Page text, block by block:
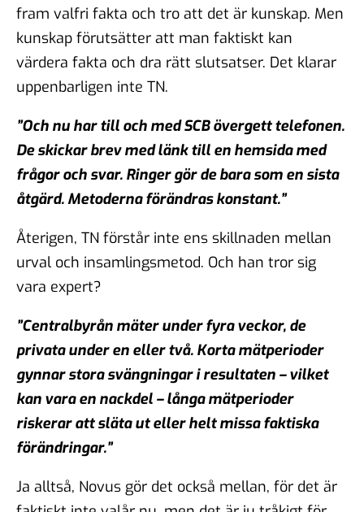
fram valfri fakta och tro att det är kunskap. Men
kunskap förutsätter att man faktiskt kan
värdera fakta och dra rätt slutsatser. Det klarar
uppenbarligen inte TN.
”Och nu har till och med SCB övergett telefonen.
De skickar brev med länk till en hemsida med
frågor och svar. Ringer gör de bara som en sista
åtgärd.Metoderna förändras konstant.”
Återigen, TN förstår inte ens skillnaden mellan
urval och insamlingsmetod. Och han tror sig
vara expert?
”Centralbyrån mäter under fyra veckor, de
privata under en eller två. Korta mätperioder
gynnar stora svängningar i resultaten – vilket
kan vara en nackdel – långa mätperioder
riskerar att släta ut eller helt missa faktiska
förändringar.”
Ja alltså, Novus gör det också mellan, för det är